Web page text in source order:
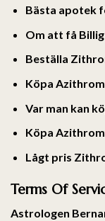
Bästa apotek
Om att få
Beställa
Köpa
Var man kan
Köpa
Lågt pris
Terms Of
Astrologen